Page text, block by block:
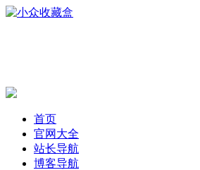
首页
官网大全
站长导航
博客导航